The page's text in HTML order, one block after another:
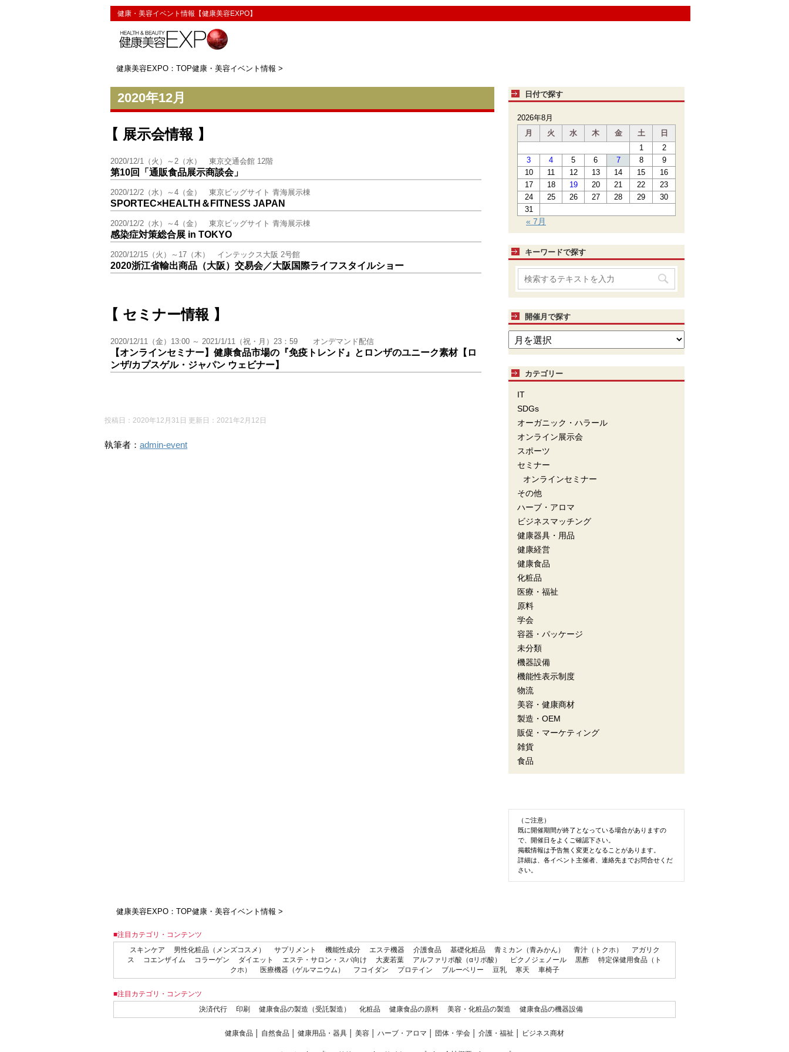
健康・美容イベント情報【健康美容EXPO】
健康美容EXPO：TOP健康・美容イベント情報 >
2020年12月
【 展示会情報 】
2020/12/1（火）～2（水） 東京交通会館 12階
第10回「通販食品展示商談会」
2020/12/2（水）～4（金） 東京ビッグサイト 青海展示棟
SPORTEC×HEALTH＆FITNESS JAPAN
2020/12/2（水）～4（金） 東京ビッグサイト 青海展示棟
感染症対策総合展 in TOKYO
2020/12/15（火）～17（木） インテックス大阪 2号館
2020浙江省輸出商品（大阪）交易会／大阪国際ライフスタイルショー
【 セミナー情報 】
2020/12/11（金）13:00 ～ 2021/1/11（祝・月）23：59 オンデマンド配信
【オンラインセミナー】健康食品市場の『免疫トレンド』とロンザのユニーク素材【ロ
ンザ/カプスゲル・ジャパン ウェビナー】
投稿日：2020年12月31日 更新日： 2021年2月12日
執筆者： admin-event
日付で探す
2026年8月
月
火 水 木 金 土
日
1
2
3
4 5 6 7 8
9
10
11 12 13 14 15
16
17
18 19 20 21 22
23
24
25 26 27 28 29
30
31
« 7月
キーワードで探す
開催月で探す
カテゴリー
IT
SDGs
オーガニック・ハラール
オンライン展示会
スポーツ
セミナー
オンラインセミナー
その他
ハーブ・アロマ
ビジネスマッチング
健康器具・用品
健康経営
健康食品
化粧品
医療・福祉
原料
学会
容器・パッケージ
未分類
機器設備
機能性表示制度
物流
美容・健康商材
製造・OEM
販促・マーケティング
雑貨
食品
（ご注意）
既に開催期間が終了となっている場合がありますの
で、開催日をよくご確認下さい。
掲載情報は予告無く変更となることがあります。
詳細は、各イベント主催者、連絡先までお問合せくだ
さい。
健康美容EXPO：TOP健康・美容イベント情報 >
■注目カテゴリ・コンテンツ
スキンケア
男性化粧品（メンズコスメ） サプリメント 機能性成分 エステ機器 介護食品 基礎化粧品 青ミカン（青みかん） 青汁（トクホ）
アガリク
ス
コエンザイム コラーゲン ダイエット エステ・サロン・スパ向け 大麦若葉 アルファリポ酸（αリポ酸） ピクノジェノール 黒酢
特定保健用食品（ト
クホ）
医療機器（ゲルマニウム） フコイダン プロテイン ブルーベリー 豆乳 寒天 車椅子
■注目カテゴリ・コンテンツ
決済代行
印刷 健康食品の製造（受託製造） 化粧品 健康食品の原料 美容・化粧品の製造 健康食品の機器設備
健康食品 自然食品 健康用品・器具 美容 ハーブ・アロマ 団体・学会 介護・福祉 ビジネス商材